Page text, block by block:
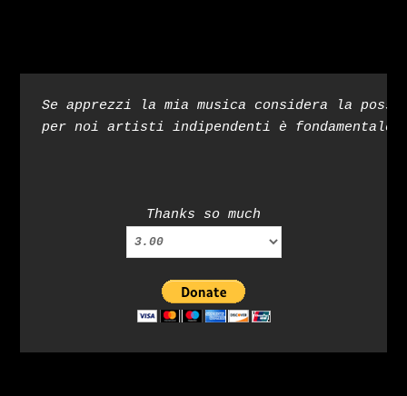
Se apprezzi la mia musica considera la
per noi artisti indipendenti è fondamentale
Thanks so much